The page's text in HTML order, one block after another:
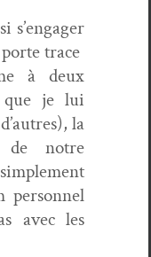
s’engager
trace
à deux
que je lui
la
de notre
per­son­nel
avec les